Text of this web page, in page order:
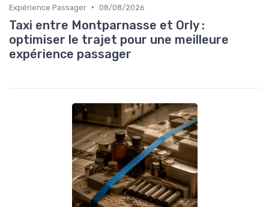
Expérience Passager • 08/08/2026
Taxi entre Montparnasse et Orly :
optimiser le trajet pour une meilleure
expérience passager